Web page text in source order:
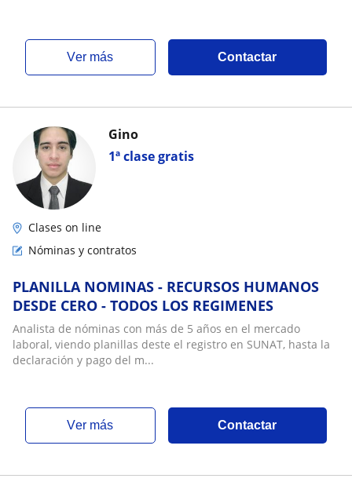
ver más Contactar
1ª clase gratis
Gino
Clases on line
Nóminas y contratos
PLANILLA NOMINAS - RECURSOS HUMANOS
DESDE CERO - TODOS LOS REGIMENES
Analista de nóminas con más de 5 años en el mercado
laboral, viendo planillas deste el registro en SUNAT, hasta la
declaración y pago del m...
ver más Contactar